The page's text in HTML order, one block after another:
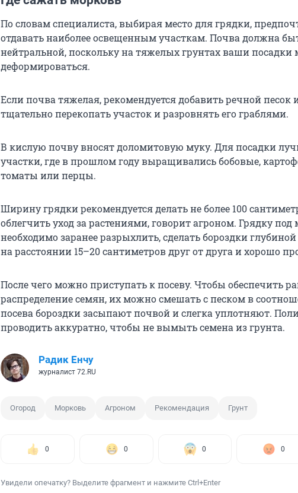
По словам специалиста, выбирая место для грядки,
отдавать наиболее освещенным участкам. Почва должна
нейтральной, поскольку на тяжелых грунтах ваши посадки
деформироваться.
Если почва тяжелая, рекомендуется добавить речной песок
тщательно перекопать участок и разровнять его граблями.
В кислую почву вносят доломитовую муку. Для посадки
участки, где в прошлом году выращивались бобовые,
томаты или перцы.
Ширину грядки рекомендуется делать не более 100
облегчить уход за растениями, говорит агроном. Грядку под
необходимо заранее разрыхлить, сделать бороздки
на расстоянии 15–20 сантиметров друг от друга и хорошо
После чего можно приступать к посеву. Чтобы обеспечить
распределение семян, их можно смешать с песком в
посева бороздки засыпают почвой и слегка уплотняют.
проводить аккуратно, чтобы не вымыть семена из грунта.
Радик Енчу
журналист 72.RU
Огород Морковь Агроном Рекомендация Грунт
0 0 0 0
Увидели опечатку? Выделите фрагмент и нажмите Ctrl+Enter